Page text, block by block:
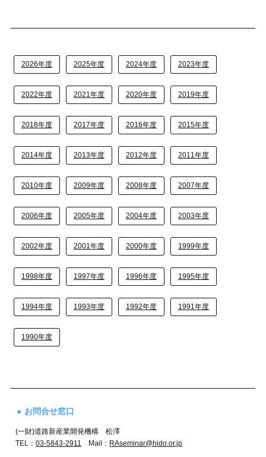
2026年度 2025年度 2024年度 2023年度
2022年度 2021年度 2020年度 2019年度
2018年度 2017年度 2016年度 2015年度
2014年度 2013年度 2012年度 2011年度
2010年度 2009年度 2008年度 2007年度
2006年度 2005年度 2004年度 2003年度
2002年度 2001年度 2000年度 1999年度
1998年度 1997年度 1996年度 1995年度
1994年度 1993年度 1992年度 1991年度
1990年度
お問合せ窓口
(一財)道路新産業開発機構 松澤
TEL：03-5843-2911 Mail： RAseminar@hido.or.jp